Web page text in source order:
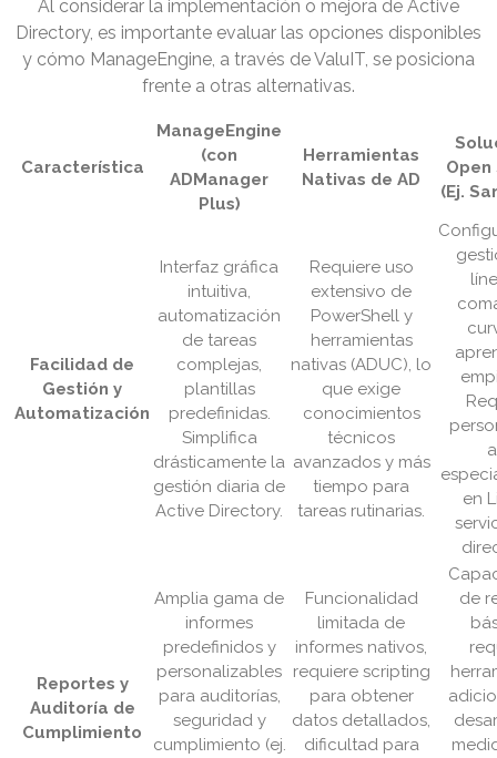
Al considerar la implementación o mejora de Active
Directory, es importante evaluar las opciones disponibles
y cómo ManageEngine, a través de ValuIT, se posiciona
frente a otras alternativas.
Característica
ManageEngine
(con
ADManager
Plus)
Herramientas
Nativas de AD
Open
(Ej.
Facilidad de
Gestión y
Automatización
Interfaz gráfica
intuitiva,
automatización
de tareas
complejas,
plantillas
predefinidas.
Simplifica
drásticamente la
gestión diaria de
Active Directory.
Requiere uso
extensivo de
PowerShell y
herramientas
nativas (ADUC), lo
que exige
conocimientos
técnicos
avanzados y más
tiempo para
tareas rutinarias.
en
Reportes y
Auditoría de
Cumplimiento
Amplia gama de
informes
predefinidos y
personalizables
para auditorías,
seguridad y
cumplimiento (ej.
Funcionalidad
limitada de
informes nativos,
requiere scripting
para obtener
datos detallados,
dificultad para
de